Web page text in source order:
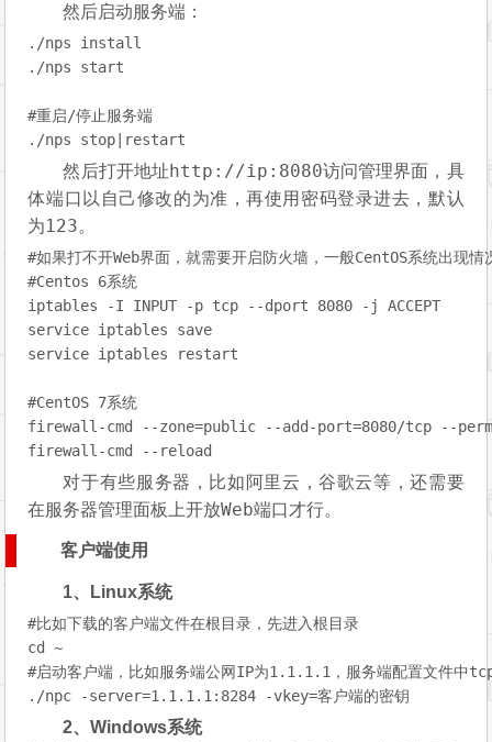
然后启动服务端：
./nps install
./nps start
#重启/停止服务端
./nps stop |restart
然后打开地址http://ip:8080访问管理界面，具
体端口以自己修改的为准，再使用密码登录进去，默认
为123。
#如果打不开Web界面，就需要开启防火墙，一般CentOS系统出现情
#Centos 6系统
iptables -I INPUT -p tcp --dport 8080 -j ACCEPT
service iptables save
#CentOS 7系统
firewall-cmd --zone=public --add-port=8080/tcp --
firewall-cmd --reload
对于有些服务器，比如阿里云，谷歌云等，还需要
在服务器管理面板上开放Web端口才行。
客户端使用
1、Linux系统
#比如下载的客户端文件在根目录，先进入根目录
cd
~
#启动客户端，比如服务端公网IP为1.1.1.1，服务端配置文件中
./npc -server=1.1.1.1:8284
2、Windows系统